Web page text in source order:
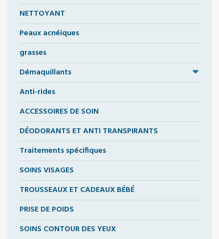
NETTOYANT
Peaux acnéiques
grasses
Démaquillants
Anti-rides
ACCESSOIRES DE SOIN
DÉODORANTS ET ANTI TRANSPIRANTS
Traitements spécifiques
SOINS VISAGES
TROUSSEAUX ET CADEAUX BÉBÉ
PRISE DE POIDS
SOINS CONTOUR DES YEUX